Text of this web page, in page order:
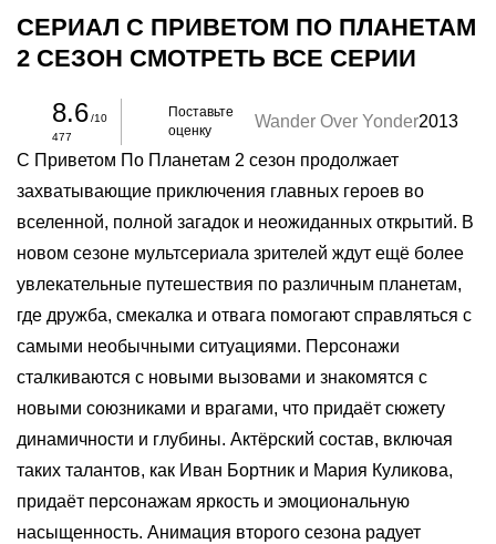
СЕРИАЛ С ПРИВЕТОМ ПО ПЛАНЕТАМ
2 СЕЗОН СМОТРЕТЬ ВСЕ СЕРИИ
8.6/10
477
Поставьте
оценку
Wander Over Yonder2013
С Приветом По Планетам 2 сезон продолжает
захватывающие приключения главных героев во
вселенной, полной загадок и неожиданных открытий. В
новом сезоне мультсериала зрителей ждут ещё более
увлекательные путешествия по различным планетам,
где дружба, смекалка и отвага помогают справляться с
самыми необычными ситуациями. Персонажи
сталкиваются с новыми вызовами и знакомятся с
новыми союзниками и врагами, что придаёт сюжету
динамичности и глубины. Актёрский состав, включая
таких талантов, как Иван Бортник и Мария Куликова,
придаёт персонажам яркость и эмоциональную
насыщенность. Анимация второго сезона радует